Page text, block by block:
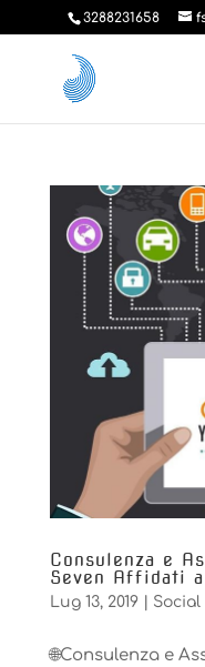
3288231658
Consulenza e
Seven Affidati
Lug 13, 2019| Social
🌐Consulenza e